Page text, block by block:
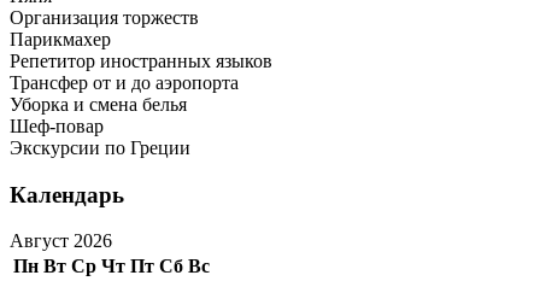
Организация торжеств
Парикмахер
Репетитор иностранных языков
Трансфер от и до аэропорта
Уборка и смена белья
Шеф-повар
Экскурсии по Греции
Календарь
Август 2026
Пн Вт Ср Чт Пт Сб Вс